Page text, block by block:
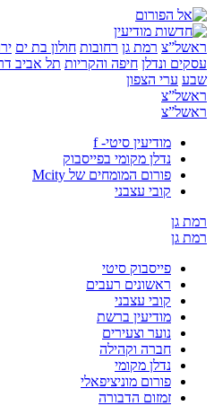
רמת גן רחובות חולון בת ים ירושלים
ונדלן חיפה והקריות תל אביב דרום
ערי הצפון
מודיעין סיטי- f
נדלן מקומי בפייסבוק
פורום המומחים של Mcity
קובי עצבני
פייסבוק סיטי
ראשונים רעבים
קובי עצבני
מודיעין ברשת
נוער וצעירים
חברה וקהילה
נדלן מקומי
פורום מוניציפאלי
זמזום הדבורה